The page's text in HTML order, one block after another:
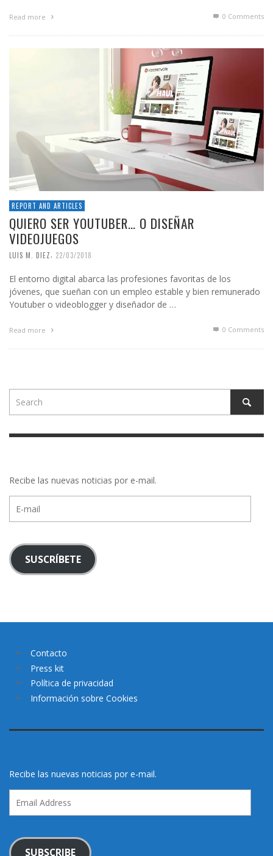
Read more 0 Comments
REPORT AND ARTICLES
QUIERO SER YOUTUBER… O DISEÑAR
VIDEOJUEGOS
LUIS M. DIEZ, 22/03/2018
El entorno digital abarca las profesiones favoritas de los
jóvenes, que sueñan con un empleo estable y bien remunerado
Youtuber o videoblogger y diseñador de …
Read more 0 Comments
Recibe las nuevas noticias por e-mail.
mail
SUSCRÍBETE
Contacto
Press kit
Política de privacidad
Información sobre Cookies
Recibe las nuevas noticias por e-mail.
Address
SUBSCRIBE